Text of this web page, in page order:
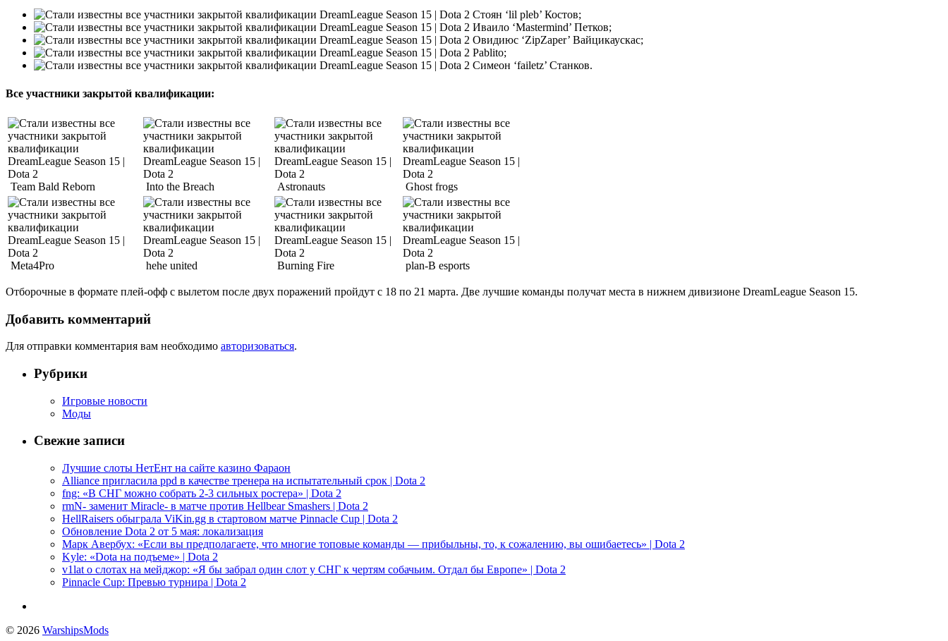
Стоян ‘lil pleb’ Костов;
Иваило ‘Mastermind’ Петков;
Овидиюс ‘ZipZaper’ Вайцикаускас;
Pablito;
Симеон ‘failetz’ Станков.
Все участники закрытой квалификации:
Team Bald Reborn Into the Breach Astronauts Ghost frogs
Meta4Pro hehe united Burning Fire plan-B esports
Отборочные в формате плей-офф с вылетом после двух поражений пройдут с 18 по 21 марта. Две лучшие команды получат места в нижнем дивизионе DreamLeague Season 15.
Добавить комментарий
Для отправки комментария вам необходимо авторизоваться.
Рубрики
Игровые новости
Моды
Свежие записи
Лучшие слоты НетЕнт на сайте казино Фараон
Alliance пригласила ppd в качестве тренера на испытательный срок | Dota 2
fng: «В СНГ можно собрать 2-3 сильных ростера» | Dota 2
rmN- заменит Miracle- в матче против Hellbear Smashers | Dota 2
HellRaisers обыграла ViKin.gg в стартовом матче Pinnacle Cup | Dota 2
Обновление Dota 2 от 5 мая: локализация
Марк Авербух: «Если вы предполагаете, что многие топовые команды — прибыльны, то, к сожалению, вы ошибаетесь» | Dota 2
Kyle: «Dota на подъеме» | Dota 2
v1lat о слотах на мейджор: «Я бы забрал один слот у СНГ к чертям собачьим. Отдал бы Европе» | Dota 2
Pinnacle Cup: Превью турнира | Dota 2
© 2026 WarshipsMods